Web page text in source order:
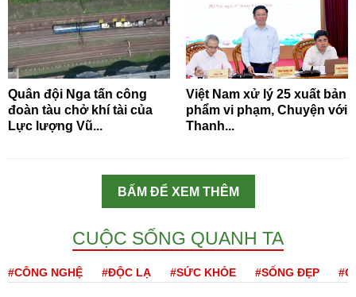
Quân đội Nga tấn công
đoàn tàu chở khí tài của
Lực lượng Vũ...
Việt Nam xử lý 25 xuất bản
phẩm vi phạm, Chuyện với
Thanh...
BẤM ĐỂ XEM THÊM
CUỘC SỐNG QUANH TA
#CÔNG NGHỆ #ĐỘC LẠ #SỨC KHỎE #SỐNG ĐẸP